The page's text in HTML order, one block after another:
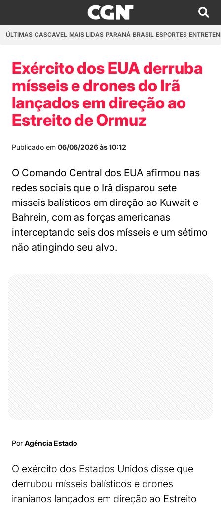
ÚLTIMAS CASCAVEL MAIS LIDAS PARANÁ BRASIL ESPORTES
Exército dos EUA derruba
mísseis e drones do Irã
lançados em direção ao
Estreito de Ormuz
Publicado em 06/06/2026 às 10:12
O Comando Central dos EUA afirmou nas
redes sociais que o Irã disparou sete
mísseis balísticos em direção ao Kuwait e
Bahrein, com as forças americanas
interceptando seis dos mísseis e um sétimo
não atingindo seu alvo.
Por Agência Estado
O exército dos Estados Unidos disse que
derrubou mísseis balísticos e drones
iranianos lançados em direção ao Estreito